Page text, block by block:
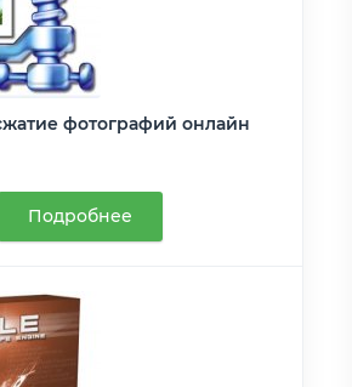
фотографий онлайн
Подробнее